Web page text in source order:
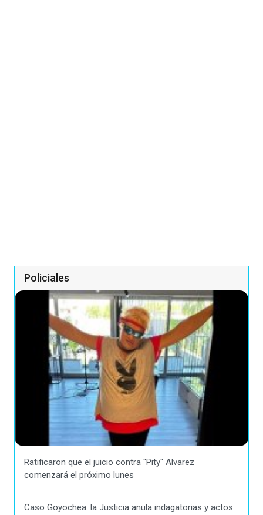
Policiales
Ratificaron que el juicio contra "Pity" Alvarez
comenzará el próximo lunes
Caso Goyochea: la Justicia anula indagatorias y actos